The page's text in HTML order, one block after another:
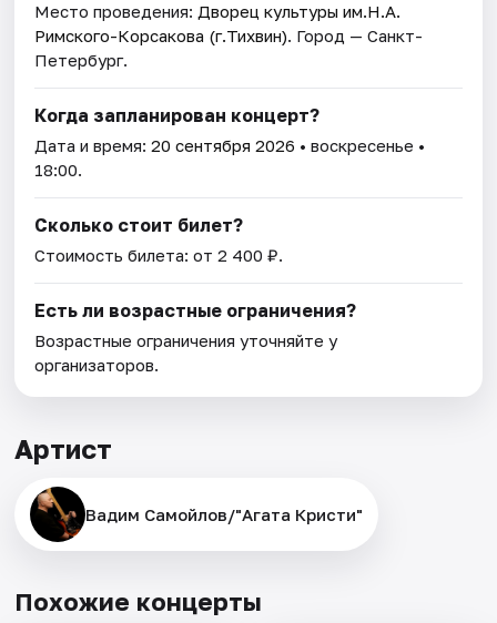
Место проведения: Дворец культуры им.Н.А.
Римского-Корсакова (г.Тихвин). Город — Санкт-
Петербург.
Когда запланирован концерт?
Дата и время:20 сентября 2026 • воскресенье •
18:00.
Сколько стоит билет?
Стоимость билета: от 2 400 ₽.
Есть ли возрастные ограничения?
Возрастные ограничения уточняйте у
организаторов.
Артист
Вадим Самойлов/"Агата Кристи"
Похожие концерты